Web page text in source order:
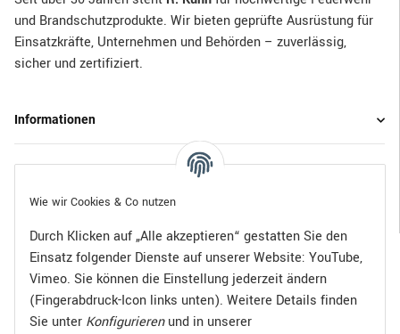
Wie wir Cookies & Co nutzen
Durch Klicken auf „Alle akzeptieren“ gestatten Sie den
Einsatz folgender Dienste auf unserer Website: YouTube,
Vimeo. Sie können die Einstellung jederzeit ändern
(Fingerabdruck-Icon links unten). Weitere Details finden
Sie unter Konfigurierenund in unserer
und Brandschutzprodukte. Wir bieten geprüfte Ausrüstung für
Einsatzkräfte, Unternehmen und Behörden – zuverlässig,
sicher und zertifiziert.
Informationen
Gesetzliche Informationen
Bezahlen Sie bequem per: